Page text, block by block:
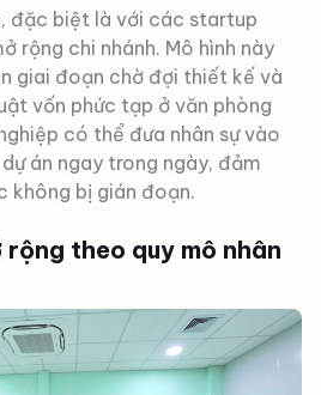
đặc biệt là với các startup
rộng chi nhánh. Mô hình này
giai đoạn chờ đợi thiết kế và
vốn phức tạp ở văn phòng
có thể đưa nhân sự vào
án ngay trong ngày, đảm
không bị gián đoạn.
theo quy mô nhân